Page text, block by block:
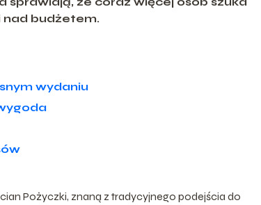
nad budżetem.
wydaniu
Pożyczki, znaną z tradycyjnego podejścia do